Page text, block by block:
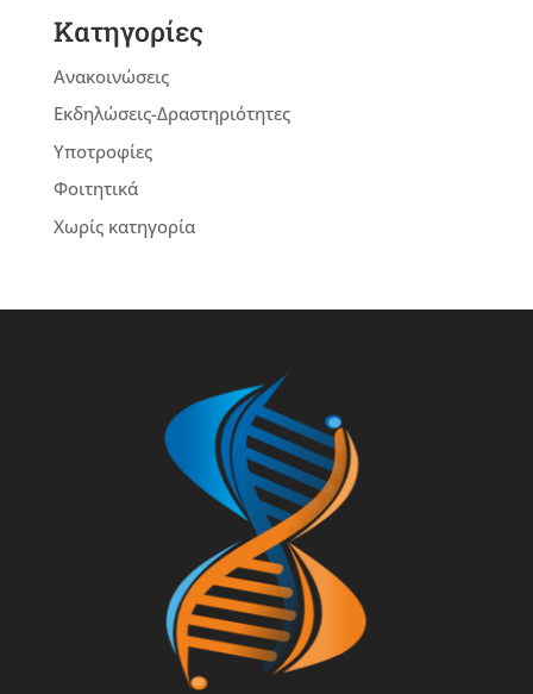
Kατηγορίες
Ανακοινώσεις
Εκδηλώσεις-Δραστηριότητες
Υποτροφίες
Φοιτητικά
Χωρίς κατηγορία